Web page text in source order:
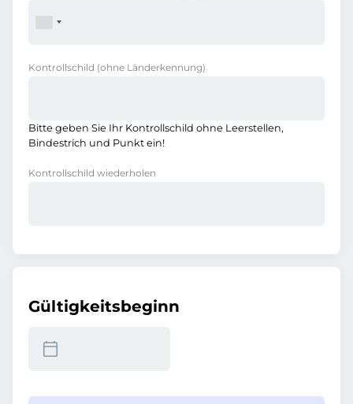
Kontrollschild (ohne Länderkennung)
Bitte geben Sie Ihr Kontrollschild ohne Leerstellen,
Bindestrich und Punkt ein!
Kontrollschild wiederholen
Gültigkeitsbeginn